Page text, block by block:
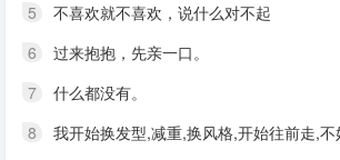
5
不喜欢就不喜欢，说什么对不起
6
过来抱抱，先亲一口。
7
什么都没有。
8
我开始换发型,减重,换风格,开始往前走,不好意思啊这一次,